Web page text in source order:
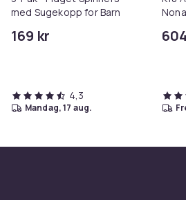
med Sugekopp for Barn
169 kr
4,3
mandag, 17 aug.